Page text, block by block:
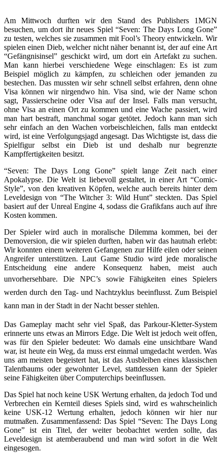
Am Mittwoch durften wir den Stand des Publishers 1MGN
besuchen, um dort ihr neues Spiel “Seven: The Days Long Gone”
zu testen, welches sie zusammen mit Fool’s Theory entwickeln. Wir
spielen einen Dieb, welcher nicht näher benannt ist, der auf eine Art
“Gefängnisinsel” geschickt wird, um dort ein Artefakt zu suchen.
Man kann hierbei verschiedene Wege einschlagen: Es ist zum
Beispiel möglich zu kämpfen, zu schleichen oder jemanden zu
bestechen. Das mussten wir sehr schnell selbst erfahren, denn ohne
Visa können wir nirgendwo hin. Visa sind, wie der Name schon
sagt, Passierscheine oder Visa auf der Insel. Falls man versucht,
ohne Visa an einen Ort zu kommen und eine Wache passiert, wird
man hart bestraft, manchmal sogar getötet. Jedoch kann man sich
sehr einfach an den Wachen vorbeischleichen, falls man entdeckt
wird, ist eine Verfolgungsjagd angesagt. Das Wichtigste ist, dass die
Spielfigur selbst ein Dieb ist und deshalb nur begrenzte
Kampffertigkeiten besitzt.
“Seven: The Days Long Gone” spielt lange Zeit nach einer
Apokalypse. Die Welt ist liebevoll gestaltet, in einer Art “Comic-
Style”, von den kreativen Köpfen, welche auch bereits hinter dem
Leveldesign von “The Witcher 3: Wild Hunt” steckten. Das Spiel
basiert auf der Unreal Engine 4, sodass die Grafikfans auch auf ihre
Kosten kommen.
Der Spieler wird auch in moralische Dilemma kommen, bei der
Demoversion, die wir spielen durften, haben wir das hautnah erlebt:
Wir konnten einem weiteren Gefangenen zur Hilfe eilen oder seinen
Angreifer unterstützen. Laut Game Studio wird jede moralische
Entscheidung eine andere Konsequenz haben, meist auch
unvorhersehbare. Die NPC’s sowie Fähigkeiten eines Spielers
werden durch den Tag- und Nachtzyklus beeinflusst. Zum Beispiel
kann man in der Stadt in der Nacht besser stehlen.
Das Gameplay macht sehr viel Spaß, das Parkour-Kletter-System
erinnerte uns etwas an Mirrors Edge. Die Welt ist jedoch weit offen,
was für den Spieler bedeutet: Wo damals eine unsichtbare Wand
war, ist heute ein Weg, da muss erst einmal umgedacht werden. Was
uns am meisten begeistert hat, ist das Ausbleiben eines klassischen
Talentbaums oder gewohnter Level, stattdessen kann der Spieler
seine Fähigkeiten über Computerchips beeinflussen.
Das Spiel hat noch keine USK Wertung erhalten, da jedoch Tod und
Verbrechen ein Kernteil dieses Spiels sind, wird es wahrscheinlich
keine USK-12 Wertung erhalten, jedoch können wir hier nur
mutmaßen. Zusammenfassend: Das Spiel “Seven: The Days Long
Gone” ist ein Titel, der weiter beobachtet werden sollte, das
Leveldesign ist atemberaubend und man wird sofort in die Welt
eingesogen.